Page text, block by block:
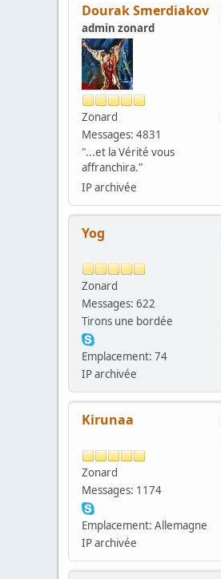
Dourak Smerdiakov
admin zonard
Zonard
Messages: 4831
"...et la Vérité vous
affranchira."
IP archivée
Yog
Zonard
Messages: 622
Tirons une bordée
Emplacement: 74
IP archivée
Kirunaa
Zonard
Messages: 1174
Emplacement: Allemagne
IP archivée